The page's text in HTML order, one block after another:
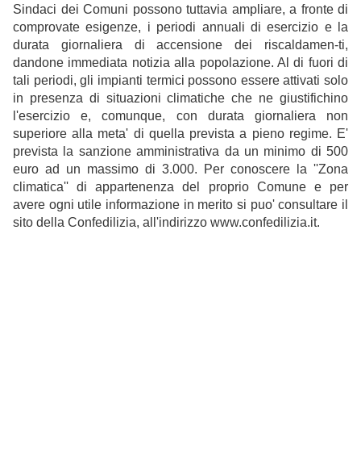
Sindaci dei Comuni possono tuttavia ampliare, a fronte di
comprovate esigenze, i periodi annuali di esercizio e la
durata giornaliera di accensione dei riscaldamen-ti,
dandone immediata notizia alla popolazione. Al di fuori di
tali periodi, gli impianti termici possono essere attivati solo
in presenza di situazioni climatiche che ne giustifichino
l'esercizio e, comunque, con durata giornaliera non
superiore alla meta' di quella prevista a pieno regime. E'
prevista la sanzione amministrativa da un minimo di 500
euro ad un massimo di 3.000. Per conoscere la ''Zona
climatica'' di appartenenza del proprio Comune e per
avere ogni utile informazione in merito si puo' consultare il
sito della Confedilizia, all'indirizzo www.confedilizia.it.